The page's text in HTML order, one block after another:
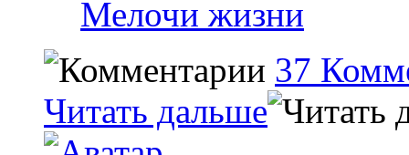
Мелочи жизни
37
Читать дальше